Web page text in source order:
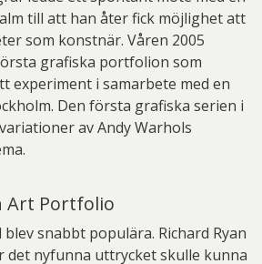
till att han åter fick möjlighet att
som konstnär. Våren 2005
grafiska portfolion som
experiment i samarbete med en
Den första grafiska serien i
av Andy Warhols
Art Portfolio
snabbt populära. Richard Ryan
det nyfunna uttrycket skulle kunna